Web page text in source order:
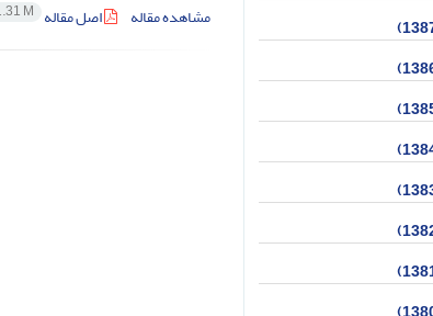
مشاهده مقاله
اصل مقاله M